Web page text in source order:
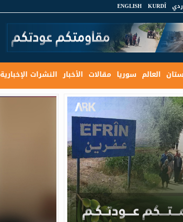
KURDÎ
ENGLISH
العالم سوريا مقالات الأخبار النشرات الإخبارية